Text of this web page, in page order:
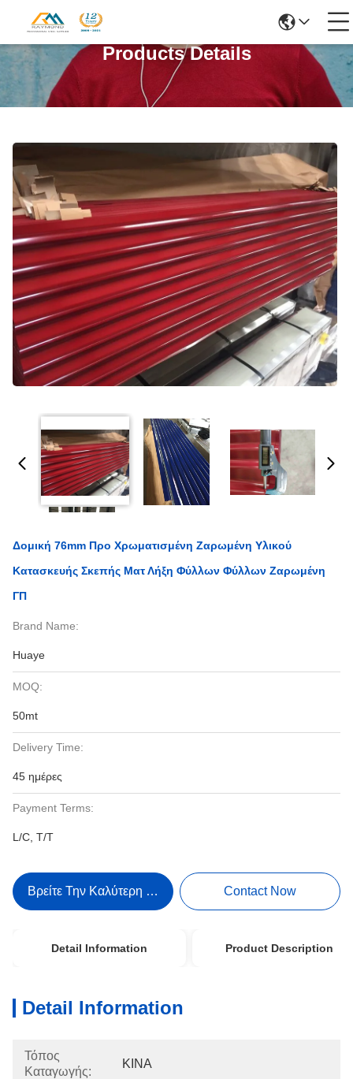
Products Details
Δομική 76mm Προ Χρωματισμένη Ζαρωμένη Υλικού
Κατασκευής Σκεπής Ματ Λήξη Φύλλων Φύλλων Ζαρωμένη
ΓΠ
Brand Name:
Huaye
MOQ:
50mt
Delivery Time:
45 ημέρες
Payment Terms:
L/C, T/T
Βρείτε Την Καλύτερη Τιμή Contact Now
Detail Information Product Description
Detail Information
Τόπος
Καταγωγής:
ΚΙΝΑ